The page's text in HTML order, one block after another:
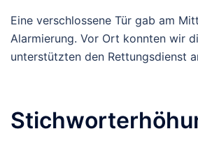
Eine verschlossene Tür gab am
Alarmierung. Vor Ort konnten wir
unterstützten den Rettungsdienst